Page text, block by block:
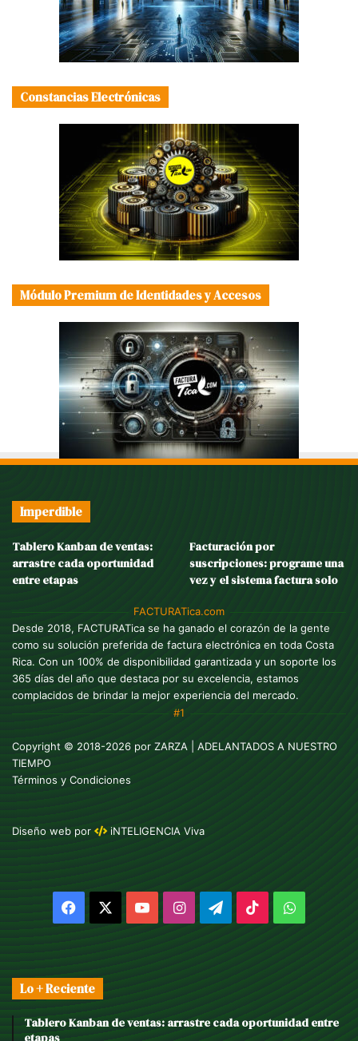
Constancias Electrónicas
Módulo Premium de Identidades y Accesos
Imperdible
Tablero Kanban de ventas:
arrastre cada oportunidad
entre etapas
Facturación por
suscripciones: programe una
vez y el sistema factura solo
FACTURATica.com
Desde 2018, FACTURATica se ha ganado el corazón de la gente
como su solución preferida de factura electrónica en toda Costa
Rica. Con un 100% de disponibilidad garantizada y un soporte los
365 días del año que destaca por su excelencia, estamos
complacidos de brindar la mejor experiencia del mercado.
#1
Copyright © 2018-2026 por ZARZA | ADELANTADOS A NUESTRO
TIEMPO
Términos y Condiciones
Diseño web por iNTELIGENCIA Viva
Facebook YouTubeInstagramTelegram
TikTok
Lo + Reciente
Tablero Kanban de ventas: arrastre cada oportunidad entre